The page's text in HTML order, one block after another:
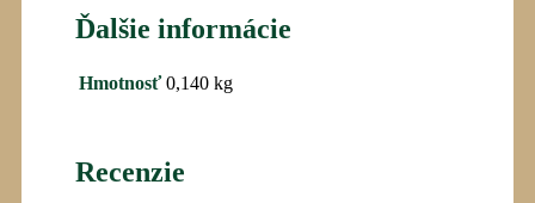
Ďalšie informácie
Hmotnosť 0,140 kg
Recenzie